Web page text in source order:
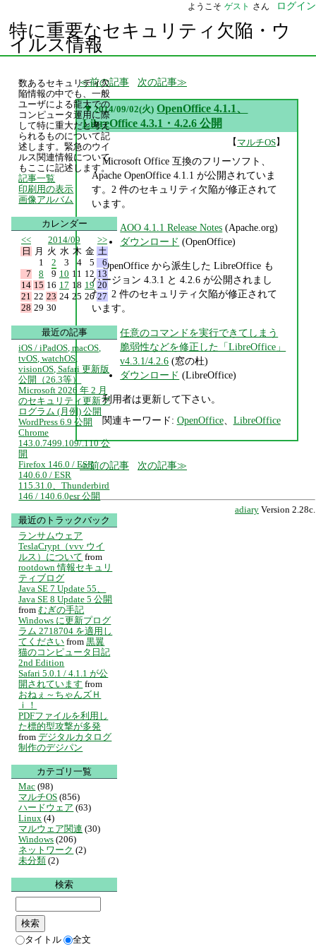
ようこそ ゲスト さん ログイン
特に重要なセキュリティ欠陥・ウ
イルス情報
前の記事 次の記事
▼ 2014/09/02(火) OpenOffice 4.1.1、
LibreOffice 4.3.1・4.2.6 公開
【マルチOS】
Microsoft Office 互換のフリーソフト、
Apache OpenOffice 4.1.1 が公開されていま
す。2 件のセキュリティ欠陥が修正されて
います。
AOO 4.1.1 Release Notes (Apache.org)
ダウンロード (OpenOffice)
OpenOffice から派生した LibreOffice も
バージョン 4.3.1 と 4.2.6 が公開されまし
た。2 件のセキュリティ欠陥が修正されて
います。
任意のコマンドを実行できてしまう
脆弱性などを修正した「LibreOffice」
v4.3.1/4.2.6 (窓の杜)
ダウンロード (LibreOffice)
利用者は更新して下さい。
関連キーワード: OpenOffice、 LibreOffice
前の記事 次の記事
adiary Version 2.28c.
数あるセキュリティ欠
陥情報の中でも、一般
ユーザによる龍大での
コンピュータ運用に際
して特に重大だと考え
られるものについて記
述します。緊急のウイ
ルス関連情報について
もここに記述します。
記事一覧
印刷用の表示
画像アルバム
カレンダー
<<
2014/09
>>
日
月 火 水 木 金 土
1
2 3 4 5
6
7
8 9 10 11 12 13
14 15 16 17 18 19 20
21 22 23 24 25 26 27
28 29 30
最近の記事
iOS / iPadOS, macOS,
tvOS, watchOS,
visionOS, Safari 更新版
公開（26.3等）
Microsoft 2026 年 2 月
のセキュリティ更新プ
ログラム (月例) 公開
WordPress 6.9 公開
Chrome
143.0.7499.109/.110 公
開
Firefox 146.0 / ESR
140.6.0 / ESR
115.31.0、Thunderbird
146 / 140.6.0esr 公開
最近のトラックバック
ランサムウェア
TeslaCrypt（vvv ウイ
ルス）について from
rootdown 情報セキュリ
ティブログ
Java SE 7 Update 55、
Java SE 8 Update 5 公開
from むぎの手記
Windows に更新プログ
ラム 2718704 を適用し
てください from 黒翼
猫のコンピュータ日記
2nd Edition
Safari 5.0.1 / 4.1.1 が公
開されています from
おねぇ～ちゃんズＨ
ｉ！
PDFファイルを利用し
た標的型攻撃が多発
from デジタルカタログ
制作のデジパン
カテゴリ一覧
Mac (98)
マルチOS (856)
ハードウェア (63)
Linux (4)
マルウェア関連 (30)
Windows (206)
ネットワーク (2)
未分類 (2)
検索
タイトル 全文